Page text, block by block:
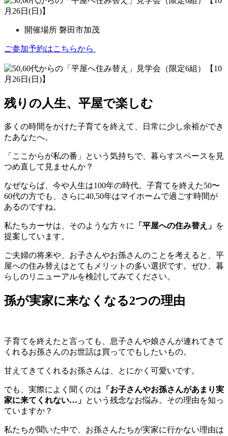
開催場所 磐田市加茂
ご参加予約はこちらから
残りの人生、平屋で楽しむ
多くの時間をかけた子育てを終えて、日常に少し余裕ができ
たあなたへ。
「ここからが私の番」という気持ちで、暮らすスペースを見
つめ直して見ませんか？
なぜならば、今や人生は100年の時代。子育てを終えた50〜
60代の方でも、さらに40,50年はマイホームで過ごす時間が
あるのですね。
私たちカーサは、そのような方々に 「平屋への住み替え」 を
提案しています。
ご夫婦の将来や、お子さんやお孫さんのことを考えると、平
屋への住み替えはとてもメリットの多い選択です。ぜひ、暮
らしのリニューアルを検討してみてください。
孫が実家に来なくなる2つの理由
子育てを終えたと言っても、息子さんや娘さんが連れてきて
くれるお孫さんのお世話は買ってでもしたいもの。
甘えてきてくれるお孫さんは、とにかく可愛いです。
でも、実際によく聞くのは 「お子さんやお孫さんがあまり実
家に来てくれない…」 という残念なお悩み。その理由を知っ
ていますか？
私たちが聞いた中で、お孫さんたちが実家に行かない理由は